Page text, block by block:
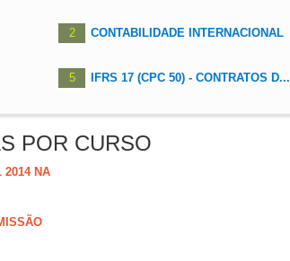
2 CONTABILIDADE INTERNACIONAL
5 IFRS 17 (CPC 50) - CONTRATOS D...
POR CURSO
2014 NA